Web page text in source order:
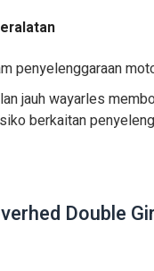
penyelenggaraan
jauh wayarles
berkaitan
Double